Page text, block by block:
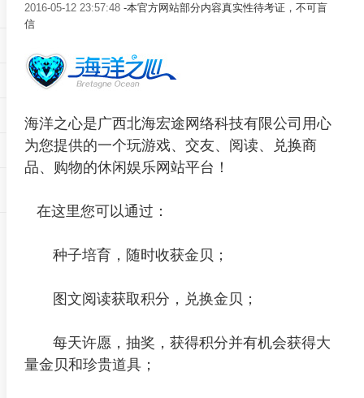
2016-05-12 23:57:48 -本官方网站部分内容真实性待考证，不可盲
信
海洋之心是广西北海宏途网络科技有限公司用心
为您提供的一个玩游戏、交友、阅读、兑换商
品、购物的休闲娱乐网站平台！
在这里您可以通过：
种子培育，随时收获金贝；
图文阅读获取积分，兑换金贝；
每天许愿，抽奖，获得积分并有机会获得大
量金贝和珍贵道具；